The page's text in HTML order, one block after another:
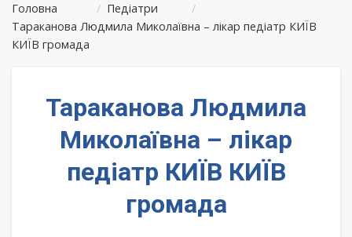
Головна / Педіатри
/
Тараканова Людмила Миколаївна – лікар педіатр КИЇВ
КИЇВ громада
Тараканова Людмила
Миколаївна – лікар
педіатр КИЇВ КИЇВ
громада